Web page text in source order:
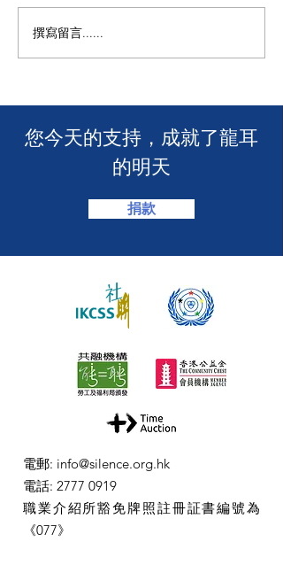
🧯 【推動資訊無障礙！龍
耳為葵盛西邨消防安全簡
撰寫留言......
​您今天的支持，成就了龍耳
的明天
捐款
電郵: info@silence.org.hk
電話: 2777 0919
職業介紹所豁免牌照註冊証書編號為
《077》